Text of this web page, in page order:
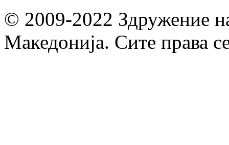
© 2009-2022 Здружение
Македонија. Сите права